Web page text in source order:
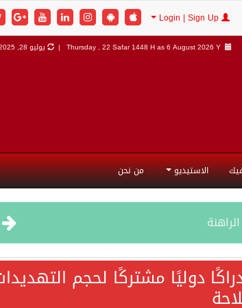
Thursday , 22 Safar 1448 H as6 August 2026 Y | يوليو 28, 2025 , 18:17 م
الاستيديو من نحن
دوليًا مشتركًا لحجم